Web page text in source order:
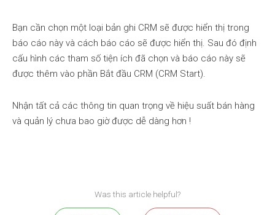
Bạn cần chọn một loại bản ghi CRM sẽ được hiển thị trong
báo cáo này và cách báo cáo sẽ được hiển thị. Sau đó định
cấu hình các tham số tiện ích đã chọn và báo cáo này sẽ
được thêm vào phần Bắt đầu CRM (CRM Start).
Nhận tất cả các thông tin quan trọng về hiệu suất bán hàng
và quản lý chưa bao giờ được dễ dàng hơn !
Was this article helpful?